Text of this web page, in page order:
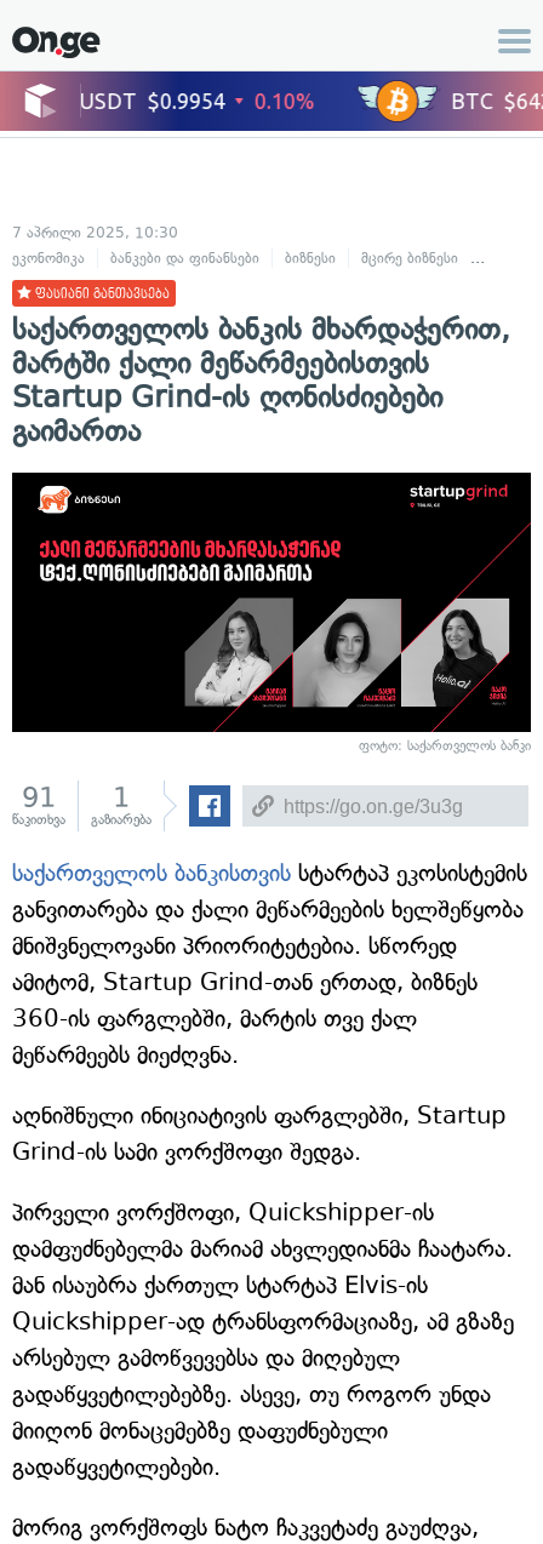
7 აპრილი 2025, 10:30
ეკონომიკა
ბანკები და ფინანსები ბიზნესი მცირე ბიზნესი
ფასიანი განთავსება
საქართველოს ბანკის მხარდაჭერით,
მარტში ქალი მეწარმეებისთვის
Startup Grind-ის ღონისძიებები
გაიმართა
ფოტო: საქართველოს ბანკი
91
წაკითხვა
1
გაზიარება
საქართველოს ბანკისთვის სტარტაპ ეკოსისტემის
განვითარება და ქალი მეწარმეების ხელშეწყობა
მნიშვნელოვანი პრიორიტეტებია. სწორედ
ამიტომ, Startup Grind-თან ერთად, ბიზნეს
360-ის ფარგლებში, მარტის თვე ქალ
მეწარმეებს მიეძღვნა.
აღნიშნული ინიციატივის ფარგლებში, Startup
Grind-ის სამი ვორქშოფი შედგა.
პირველი ვორქშოფი, Quickshipper-ის
დამფუძნებელმა მარიამ ახვლედიანმა ჩაატარა.
მან ისაუბრა ქართულ სტარტაპ Elvis-ის
Quickshipper-ად ტრანსფორმაციაზე, ამ გზაზე
არსებულ გამოწვევებსა და მიღებულ
გადაწყვეტილებებზე. ასევე, თუ როგორ უნდა
მიიღონ მონაცემებზე დაფუძნებული
გადაწყვეტილებები.
მორიგ ვორქშოფს ნატო ჩაკვეტაძე გაუძღვა,